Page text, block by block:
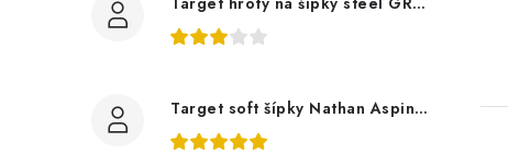
Target soft šípky Nathan Aspinall 95K